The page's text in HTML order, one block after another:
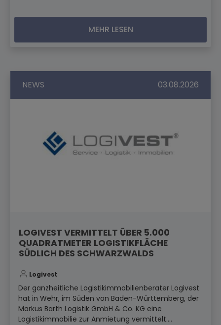
MEHR LESEN
NEWS 03.08.2026
LOGIVEST VERMITTELT ÜBER 5.000
QUADRATMETER LOGISTIKFLÄCHE
SÜDLICH DES SCHWARZWALDS
Logivest
Der ganzheitliche Logistikimmobilienberater Logivest
hat in Wehr, im Süden von Baden-Württemberg, der
Markus Barth Logistik GmbH & Co. KG eine
Logistikimmobilie zur Anmietung vermittelt....